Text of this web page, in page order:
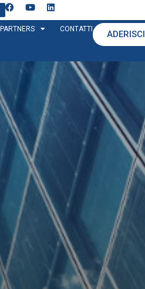
PARTNERS CONTATTI ADERISCI